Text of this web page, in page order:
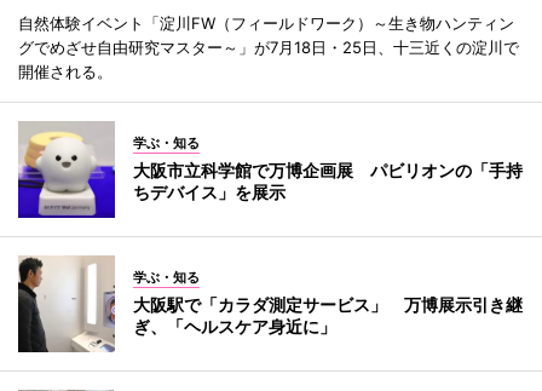
自然体験イベント「淀川FW（フィールドワーク）～生き物ハンティン
グでめざせ自由研究マスター～」が7月18日・25日、十三近くの淀川で
開催される。
学ぶ・知る
大阪市立科学館で万博企画展 パビリオンの「手持
ちデバイス」を展示
学ぶ・知る
大阪駅で「カラダ測定サービス」 万博展示引き継
ぎ、「ヘルスケア身近に」